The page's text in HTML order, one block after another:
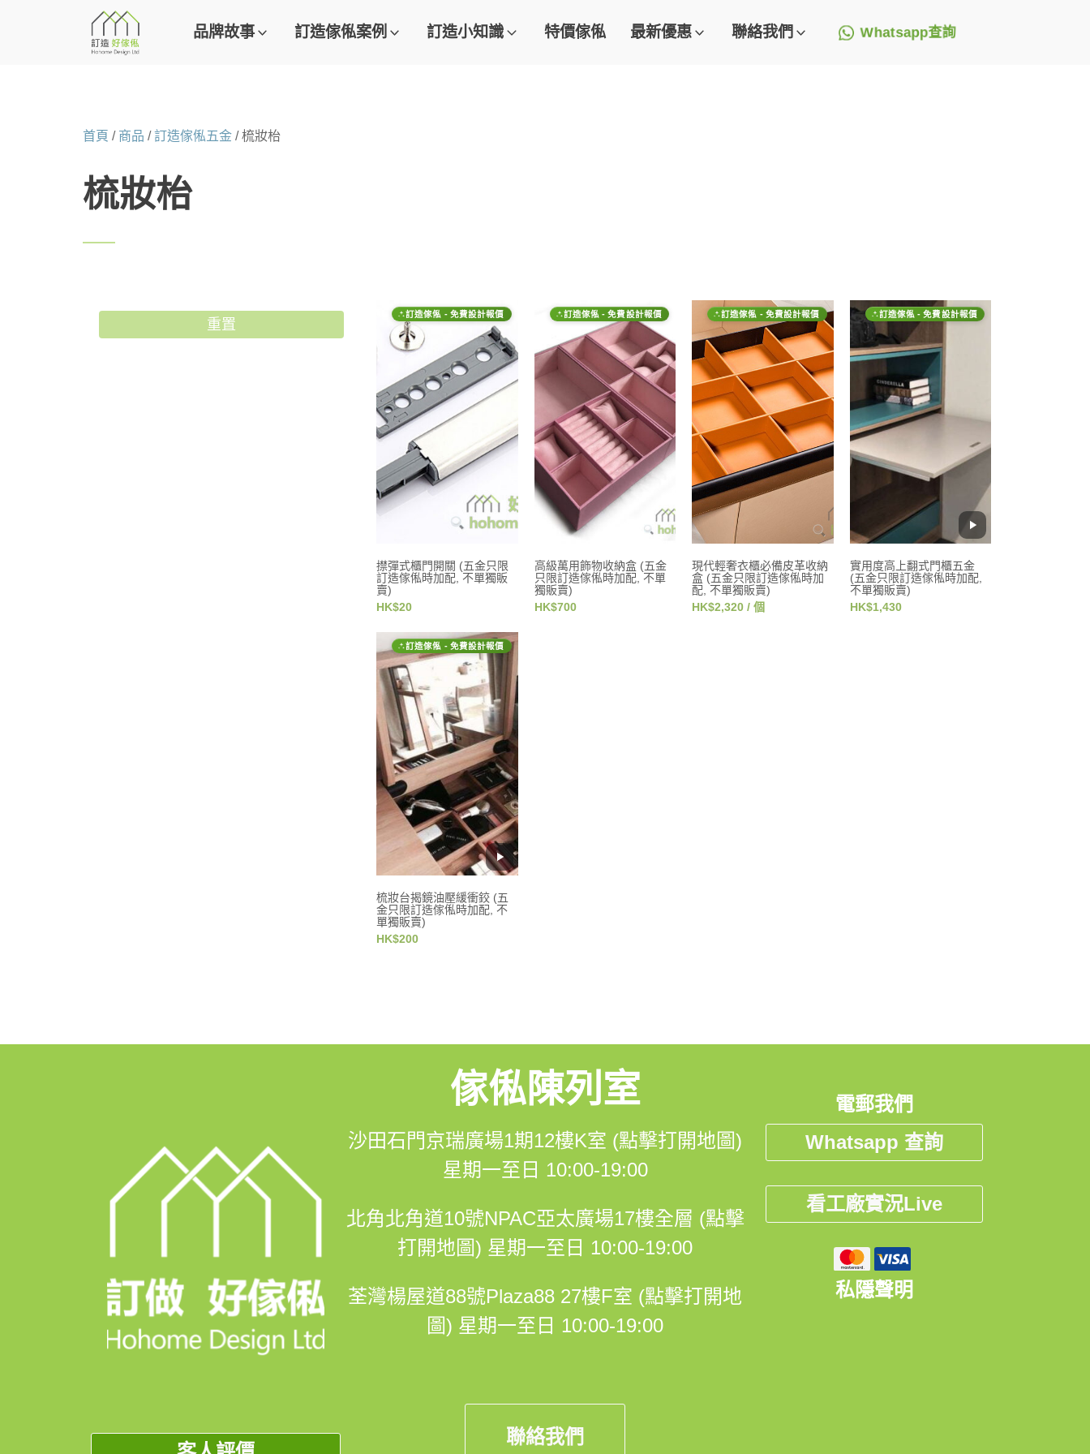
品牌故事 訂造傢俬案例 訂造小知識 特價傢俬 最新優惠 聯絡我們 Whatsapp查詢
首頁 / 商品 /訂造傢俬五金 / 梳妝枱
梳妝枱
重置
訂造傢俬 - 免費設計報價
㩒彈式櫃門開關 (五金只限
訂造傢俬時加配, 不單獨販
賣)
HK$20
訂造傢俬 - 免費設計報價
高級萬用飾物收納盒 (五金
只限訂造傢俬時加配, 不單
獨販賣)
HK$700
訂造傢俬 - 免費設計報價
現代輕奢衣櫃必備皮革收納
盒 (五金只限訂造傢俬時加
配, 不單獨販賣)
HK$2,320 / 個
訂造傢俬 - 免費設計報價
實用度高上翻式門櫃五金
(五金只限訂造傢俬時加配,
不單獨販賣)
HK$1,430
訂造傢俬 - 免費設計報價
梳妝台揭鏡油壓緩衝鉸 (五
金只限訂造傢俬時加配, 不
單獨販賣)
HK$200
傢俬陳列室
沙田石門京瑞廣場1期12樓K室 (點擊打開地圖)
星期一至日 10:00-19:00
北角北角道10號NPAC亞太廣場17樓全層 (點擊
打開地圖) 星期一至日 10:00-19:00
荃灣楊屋道88號Plaza88 27樓F室 (點擊打開地
圖) 星期一至日 10:00-19:00
聯絡我們
電郵我們
Whatsapp 查詢
看工廠實況Live
私隱聲明